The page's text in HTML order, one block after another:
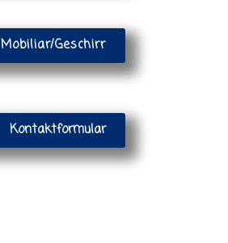
Mobiliar/Geschirr
Kontaktformular